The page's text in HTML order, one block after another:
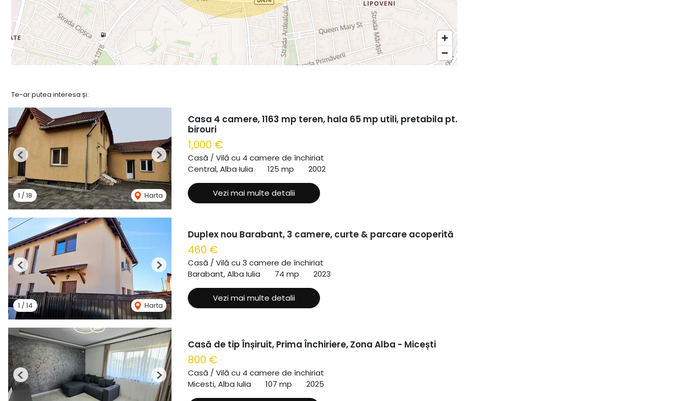
Te-ar putea interesa și:
1 /18 Harta
Previous Next
Casa 4 camere, 1163 mp teren, hala 65 mp utili, pretabila pt.
birouri
1,000 €
Casă / Vilă cu 4 camere de închiriat
Central, Alba Iulia
125 mp 2002
Vezi mai multe detalii
1 /14 Harta
Previous Next
Duplex nou Barabant, 3 camere, curte & parcare acoperită
460 €
Casă / Vilă cu 3 camere de închiriat
Barabant, Alba Iulia
74 mp 2023
Vezi mai multe detalii
Previous Next
Casă de tip Înșiruit, Prima Închiriere, Zona Alba - Micești
800 €
Casă / Vilă cu 4 camere de închiriat
Micesti, Alba Iulia
107 mp 2025